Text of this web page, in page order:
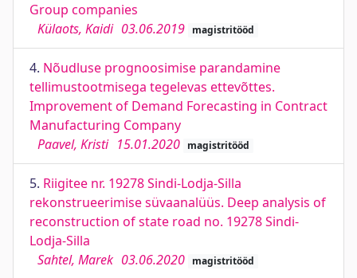
Group companies
Külaots, Kaidi 03.06.2019 magistritööd
4. Nõudluse prognoosimise parandamine
tellimustootmisega tegelevas ettevõttes.
Improvement of Demand Forecasting in Contract
Manufacturing Company
Paavel, Kristi 15.01.2020 magistritööd
5. Riigitee nr. 19278 Sindi-Lodja-Silla
rekonstrueerimise süvaanalüüs. Deep analysis of
reconstruction of state road no. 19278 Sindi-
Lodja-Silla
Sahtel, Marek 03.06.2020 magistritööd